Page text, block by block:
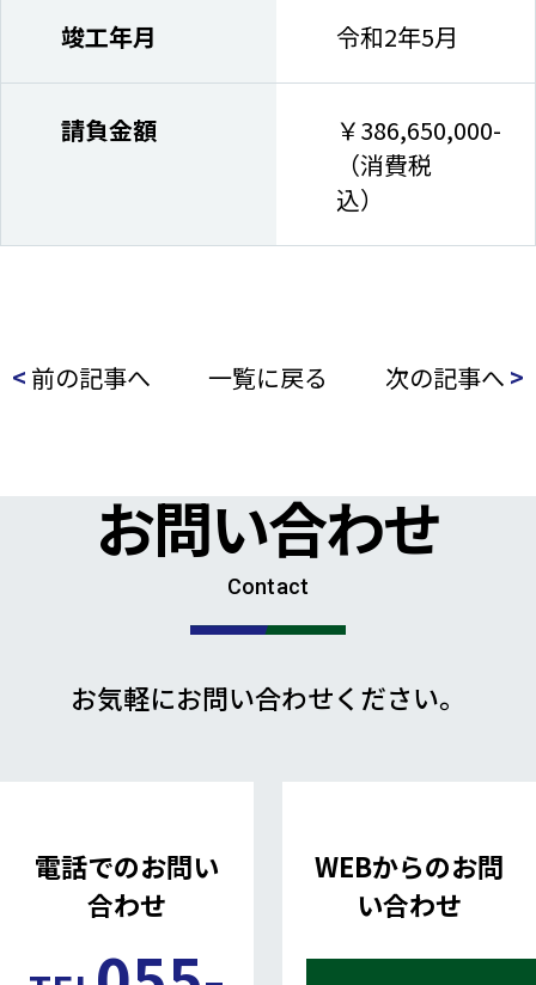
竣工年月 令和2年5月
請負金額
￥386,650,000-
（消費税
込）
< 前の記事へ 一覧に戻る 次の記事へ >
お問い合わせ
Contact
お気軽にお問い合わせください。
電話でのお問い
合わせ
WEBからのお問
い合わせ